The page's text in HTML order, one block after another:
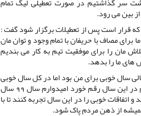
بین می رود.
است پس از تعطیلات برگزار شود گفت :
مصاف با حریفان با تمام وجود و توان مان
مان را برای موفقیت تیم به کار می بندیم
های ما را بدهد.
: سال 98 از لحاظ قوتبالی سال خوبی برای من بود اما در کل سال خوبی
برای مردم نبود و اتفاقات تلخی برای مردم در این سال رقم خورد امیدوارم سال 99 سال
خوبی را در این سال تجربه کنند تا با